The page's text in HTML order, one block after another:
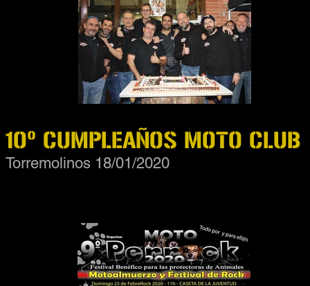
10º CUMPLEAÑOS MOTO CLUB
Torremolinos 18/01/2020